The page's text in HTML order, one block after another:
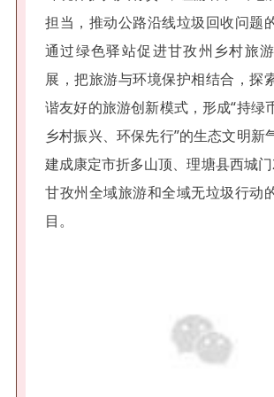
担当，推动公路沿线垃圾回收问题
通过绿色驿站促进甘孜州乡村旅
展，把旅游与环境保护相结合，探
谐友好的旅游创新模式，形成“持绿
乡村振兴、环保先行”的生态文明新
建成康定市折多山顶、理塘县西城
甘孜州全域旅游和全域无垃圾行动
目。